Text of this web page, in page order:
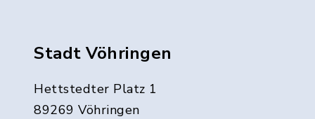
Stadt Vöhringen
Hettstedter Platz 1
89269 Vöhringen